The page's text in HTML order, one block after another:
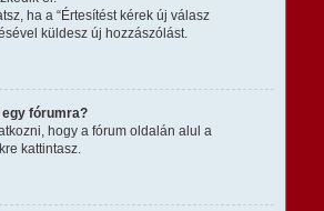
ha a “Értesítést kérek új válasz
küldesz új hozzászólást.
fórumra?
hogy a fórum oldalán alul a
kattintasz.